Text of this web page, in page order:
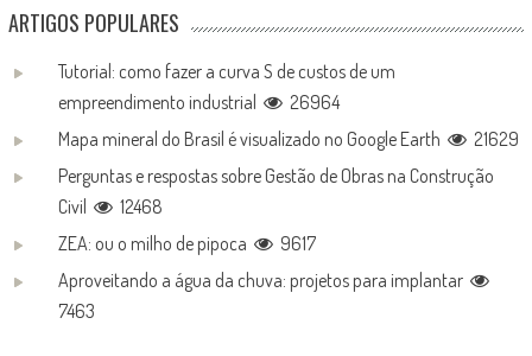
ARTIGOS POPULARES
Tutorial: como fazer a curva S de custos de um
empreendimento industrial
26964
Mapa mineral do Brasil é visualizado no Google Earth
21629
Perguntas e respostas sobre Gestão de Obras na Construção
Civil
12468
ZEA: ou o milho de pipoca
9617
Aproveitando a água da chuva: projetos para implantar
7463